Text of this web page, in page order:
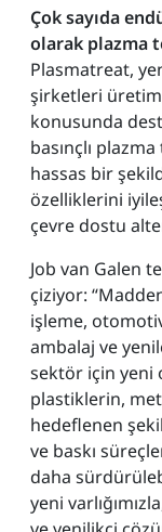
Çok sayıda
olarak plazma
Plasmatreat,
şirketleri
konusunda
basınçlı
hassas bir
özelliklerini
çevre dostu
Job van Galen
çiziyor:
işleme,
ambalaj ve
sektör için yeni
plastiklerin,
hedeflenen
ve baskı
daha
yeni